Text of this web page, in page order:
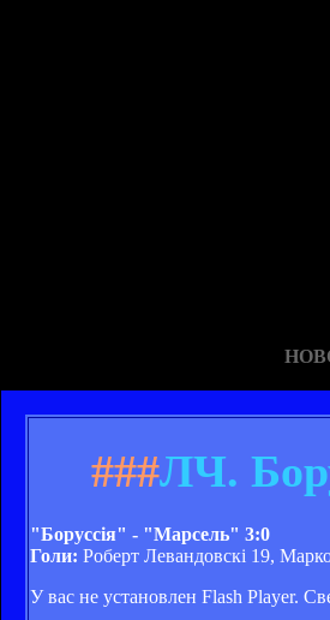
###ЛЧ.
"Боруссія" - "Марсель" 3:0
Голи: Роберт Левандовскі 19,
У вас не установлен Flash Player.